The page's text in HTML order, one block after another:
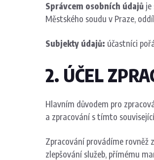
Správcem osobních údajů je
Městského soudu v Praze,
Subjekty údajů: účastníci
2. ÚČEL
Hlavním důvodem pro
a zpracování s tímto
Zpracování provádíme rovněž
zlepšování služeb, přímému